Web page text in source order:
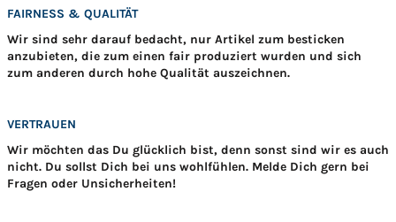
FAIRNESS & QUALITÄT
Wir sind sehr darauf bedacht, nur Artikel zum besticken
anzubieten, die zum einen fair produziert wurden und sich
zum anderen durch hohe Qualität auszeichnen.
VERTRAUEN
Wir möchten das Du glücklich bist, denn sonst sind wir es auch
nicht. Du sollst Dich bei uns wohlfühlen. Melde Dich gern bei
Fragen oder Unsicherheiten!